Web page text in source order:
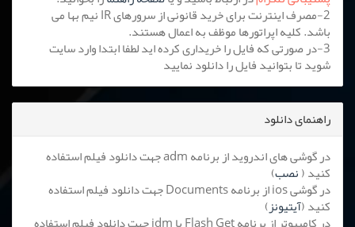
2-مصرف اینترنت برای خرید قانونی از سرورهای IR نیم بها می
باشد. کلیه اپراتورها موظف به اعمال هستند.
3-در صورتی که فایل را خریداری کرده اید لطفا ابتدا وارد سایت
شوید تا بتوانید فایل را دانلود نمایید
راهنمای دانلود
در گوشی های اندروید از برنامه adm جهت دانلود فیلم استفاده
کنید (نصب)
در گوشی ios از برنامه Documents جهت دانلود فیلم استفاده
کنید (آیتیونز)